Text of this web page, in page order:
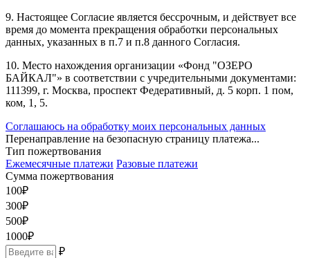
9. Настоящее Согласие является бессрочным, и действует все
время до момента прекращения обработки персональных
данных, указанных в п.7 и п.8 данного Согласия.
10. Место нахождения организации «Фонд "ОЗЕРО
БАЙКАЛ"» в соответствии с учредительными документами:
111399, г. Москва, проспект Федеративный, д. 5 корп. 1 пом,
ком, 1, 5.
Соглашаюсь на обработку моих персональных данных
Перенаправление на безопасную страницу платежа...
Тип пожертвования
Ежемесячные платежи Разовые платежи
Сумма пожертвования
100₽
300₽
500₽
1000₽
₽